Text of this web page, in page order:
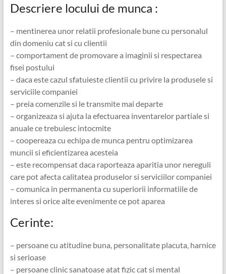
Descriere locului de munca :
– mentinerea unor relatii profesionale bune cu personalul
din domeniu cat si cu clientii
– comportament de promovare a imaginii si respectarea
fisei postului
– daca este cazul sfatuieste clientii cu privire la produsele si
serviciile companiei
– preia comenzile si le transmite mai departe
– organizeaza si ajuta la efectuarea inventarelor partiale si
anuale ce trebuiesc intocmite
– coopereaza cu echipa de munca pentru optimizarea
muncii si eficientizarea acesteia
– este recompensat daca raporteaza aparitia unor nereguli
care pot afecta calitatea produselor si serviciilor companiei
– comunica in permanenta cu superiorii informatiile de
interes si orice alte evenimente ce pot aparea
Cerinte:
– persoane cu atitudine buna, personalitate placuta, harnice
si serioase
– persoane clinic sanatoase atat fizic cat si mental